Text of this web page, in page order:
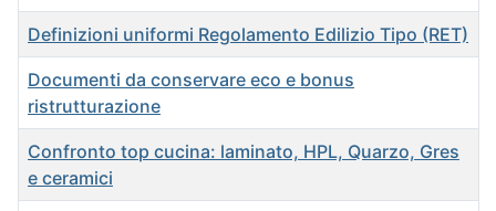
Definizioni uniformi Regolamento Edilizio Tipo (RET)
Documenti da conservare eco e bonus
ristrutturazione
Confronto top cucina: laminato, HPL, Quarzo, Gres
e ceramici